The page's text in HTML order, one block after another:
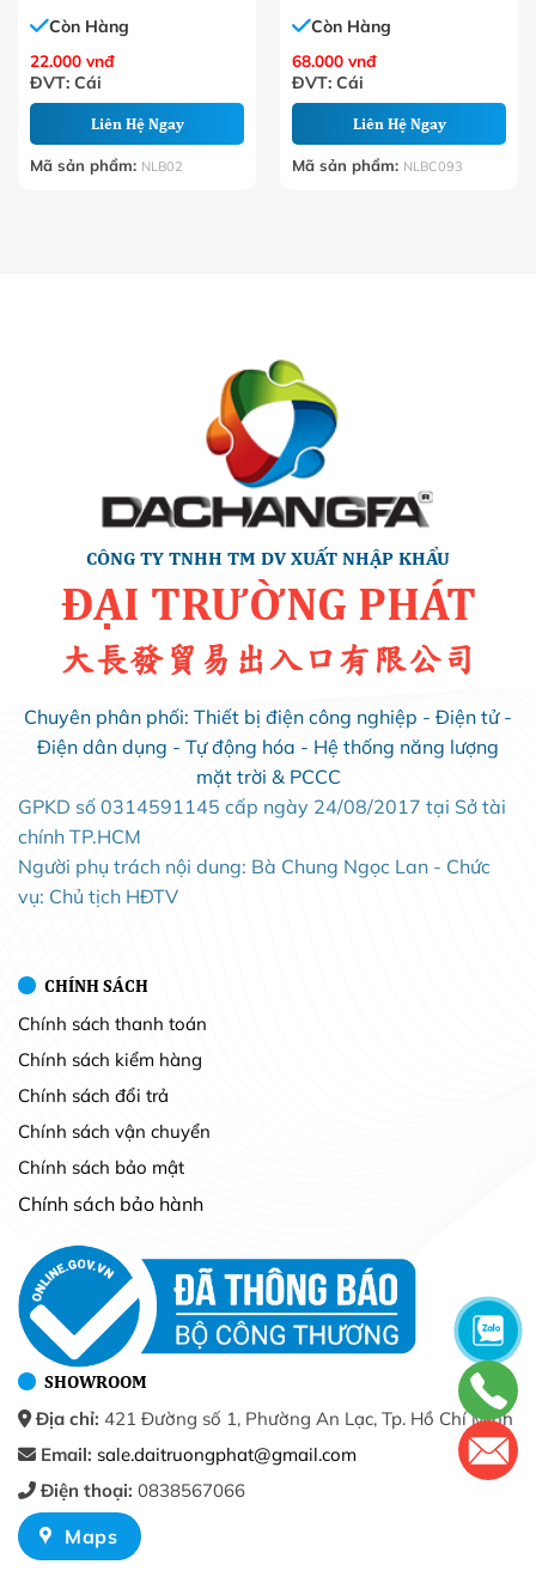
Còn Hàng
22.000 vnđ
ĐVT: Cái
Liên Hệ Ngay
Mã sản phẩm: NLB02
Còn Hàng
68.000 vnđ
ĐVT: Cái
Liên Hệ Ngay
Mã sản phẩm: NLBC093
CÔNG TY TNHH TM DV XUẤT NHẬP KHẨU
ĐẠI TRƯỜNG PHÁT
大長發貿易出入口有限公司
Chuyên phân phối: Thiết bị điện công nghiệp - Điện tử -
Điện dân dụng - Tự động hóa - Hệ thống năng lượng
mặt trời & PCCC
GPKD số 0314591145 cấp ngày 24/08/2017 tại Sở tài
chính TP.HCM
Người phụ trách nội dung: Bà Chung Ngọc Lan - Chức
vụ: Chủ tịch HĐTV
CHÍNH SÁCH
Chính sách thanh toán
Chính sách kiểm hàng
Chính sách đổi trả
Chính sách vận chuyển
Chính sách bảo mật
Chính sách bảo hành
SHOWROOM
Địa chỉ: 421 Đường số 1, Phường An Lạc, Tp. Hồ Chí Minh
Email: sale.daitruongphat@gmail.com
Điện thoại: 0838567066
Maps